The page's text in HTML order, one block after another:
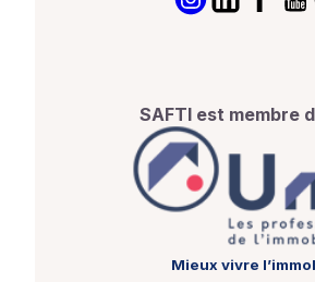
SAFTI est membre
Mieux vivre